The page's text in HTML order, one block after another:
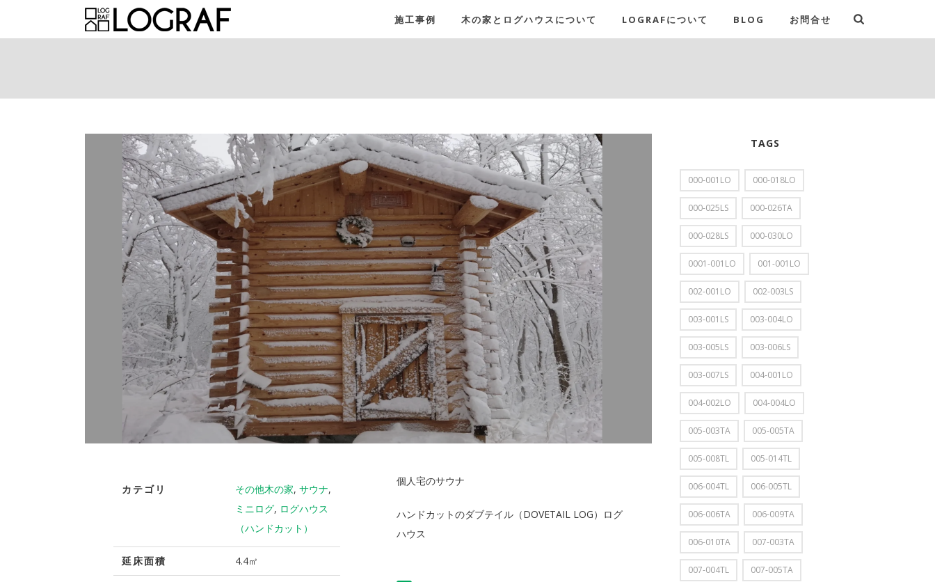
施工事例 木の家とログハウスについて LOGRAFについて BLOG お問合せ
カテゴリ その他木の家, サウナ,
ミニログ, ログハウス
（ハンドカット）
延床面積 4.4㎡
個人宅のサウナ
ハンドカットのダブテイル（DOVETAIL LOG）ログ
ハウス
TAGS
000-001LO 000-018LO
000-025LS 000-026TA
000-028LS 000-030LO
0001-001LO 001-001LO
002-001LO 002-003LS
003-001LS 003-004LO
003-005LS 003-006LS
003-007LS 004-001LO
004-002LO 004-004LO
005-003TA 005-005TA
005-008TL 005-014TL
006-004TL 006-005TL
006-006TA 006-009TA
006-010TA 007-003TA
007-004TL 007-005TA